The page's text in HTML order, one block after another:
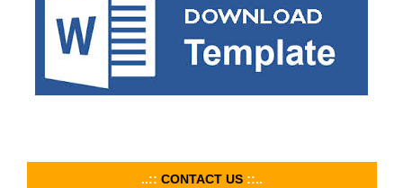
..:: CONTACT US ::..